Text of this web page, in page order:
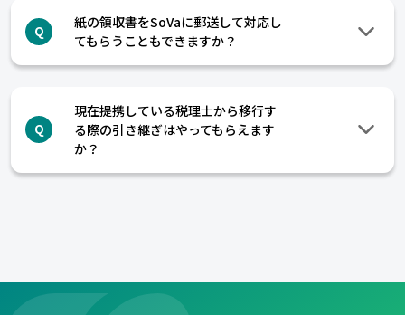
Q
紙の領収書をSoVaに郵送して対応し
てもらうこともできますか？
Q
現在提携している税理士から移行す
る際の引き継ぎはやってもらえます
か？